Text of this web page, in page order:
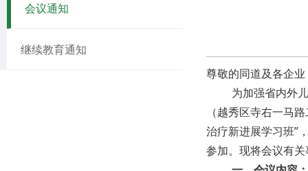
会议通知
继续教育通知
尊敬的同道及各企业
为加强省内外
（越秀区寺右一马
治疗新进展学习班”
参加。现将会议有